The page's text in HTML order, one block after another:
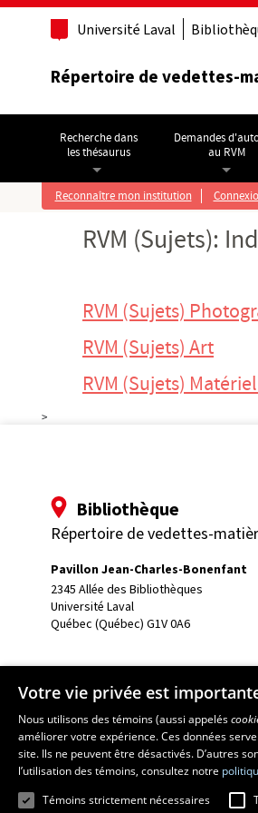
Aller au contenu principal
Université Laval
Répertoire de vedettes-
Recherche dans
les thésaurus
Demandes
au RVM
Reconnaître mon institution
RVM (Sujets):
RVM (Sujets)
RVM (Sujets) Art
RVM (Sujets)
>
Bibliothèque
Répertoire de vedettes-
Pavillon Jean-Charles-Bonenfant
2345 Allée des Bibliothèques
Université Laval
Québec (Québec) G1V 0A6
Votre vie privée est
Nous utilisons des témoins (aussi appelés
améliorer votre expérience. Ces données
site. Ils ne peuvent être désactivés. D’autres
l’utilisation des témoins, consultez notre
Témoins strictement nécessaires